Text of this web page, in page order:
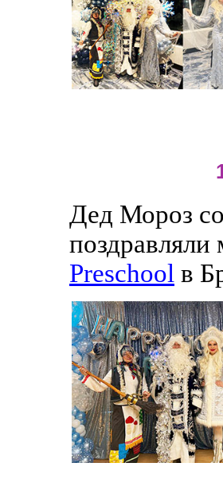
Дед Мороз
Preschool в